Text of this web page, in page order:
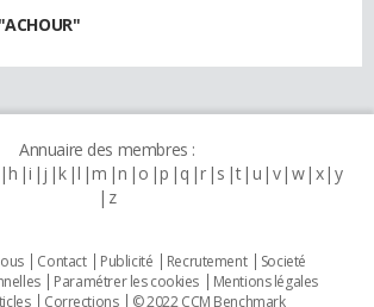
Annuaire des membres :
h i j k l m n o p q r s t u v w x y
z
Contact Publicité Recrutement
Societé
Paramétrer les cookies
Mentions légales
Corrections © 2022 CCM Benchmark